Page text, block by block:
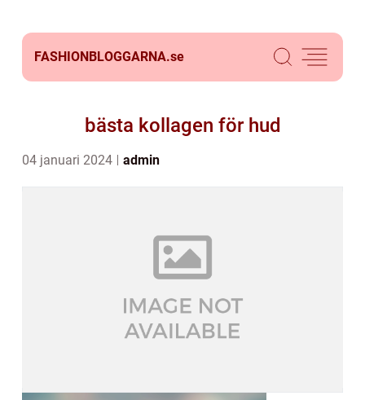
FASHIONBLOGGARNA.se
bästa kollagen för hud
04 januari 2024 admin